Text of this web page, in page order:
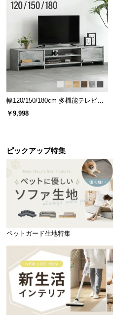
幅120/150/180cm 多機能テレビボ
ード 木目/石目調 オープン収納・
引き出し収納付き
￥9,998
ピックアップ特集
ペットガード生地特集